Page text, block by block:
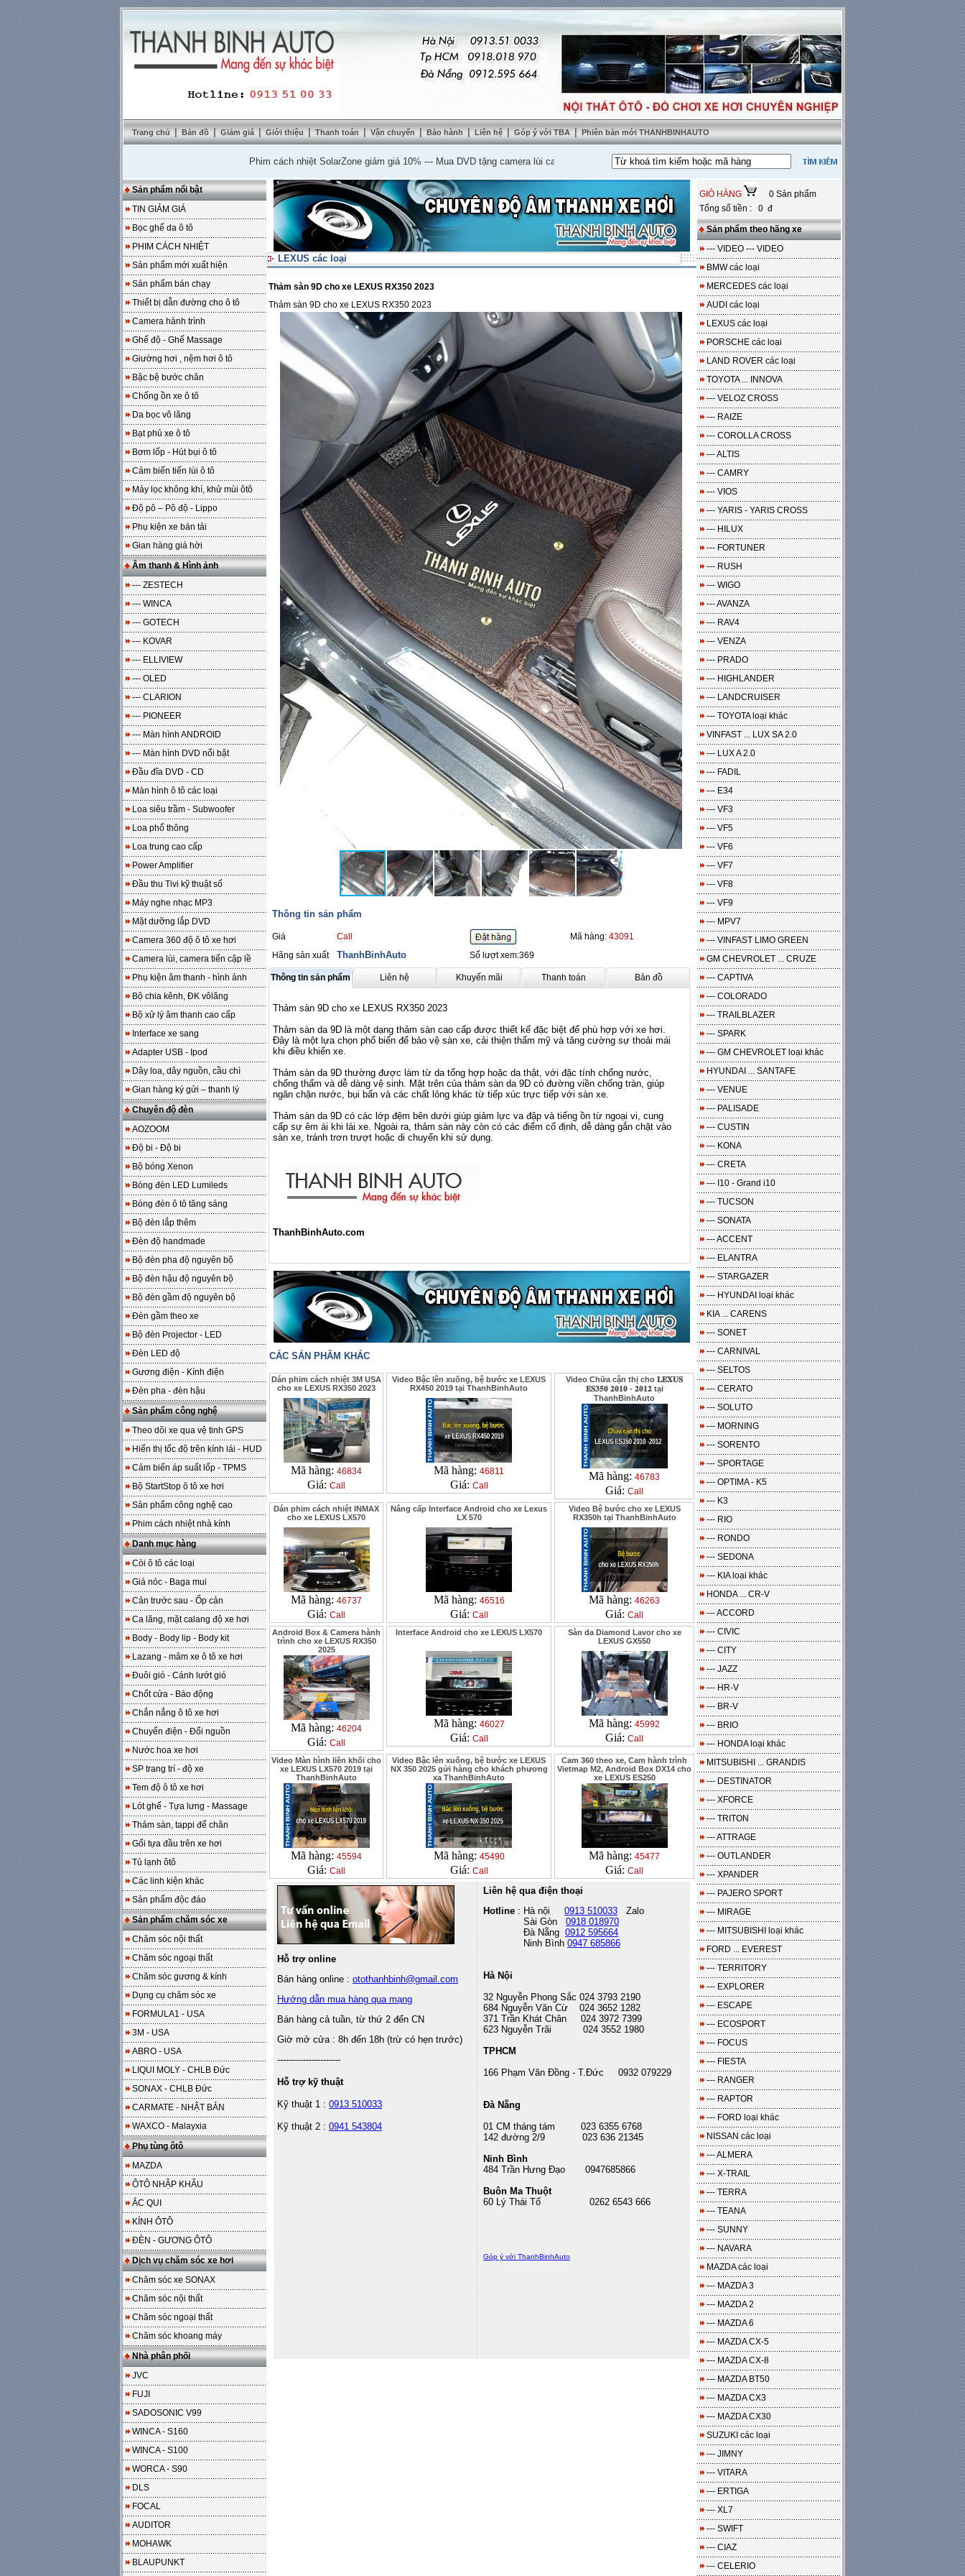
Trang chủ | Bản đồ | Giảm giá | Giới thiệu | Thanh toán | Vận chuyển | Bảo hành | Liên hệ | Góp ý với TBA | Phiên bản mới THANHBINHAUTO
Phim cách nhiệt SolarZone giảm giá 10%---Mua DVD tặng camera lùi cao cấp--- Lắp nệm ghế da thật tặng sàn da--- Miễn phí 100% công lắp đặt
Sản phẩm nổi bật
TIN GIẢM GIÁ
Bọc ghế da ô tô
PHIM CÁCH NHIỆT
Sản phẩm mới xuất hiện
Sản phẩm bán chạy
Thiết bị dẫn đường cho ô tô
Camera hành trình
Ghế độ - Ghế Massage
Giường hơi , nệm hơi ô tô
Bậc bệ bước chân
Chống ồn xe ô tô
Da bọc vô lăng
Bạt phủ xe ô tô
Bơm lốp - Hút bụi ô tô
Cảm biến tiến lùi ô tô
Máy lọc không khí, khử mùi ôtô
Độ pô – Pô độ - Lippo
Phụ kiện xe bán tải
Gian hàng giá hời
Âm thanh & Hình ảnh
--- ZESTECH
--- WINCA
--- GOTECH
--- KOVAR
--- ELLIVIEW
--- OLED
--- CLARION
--- PIONEER
--- Màn hình ANDROID
--- Màn hình DVD nổi bật
Đầu đĩa DVD - CD
Màn hình ô tô các loại
Loa siêu trầm - Subwoofer
Loa phổ thông
Loa trung cao cấp
Power Amplifier
Đầu thu Tivi kỹ thuật số
Máy nghe nhạc MP3
Mặt dưỡng lắp DVD
Camera 360 độ ô tô xe hơi
Camera lùi, camera tiến cập lề
Phụ kiện âm thanh - hình ảnh
Bộ chia kênh, ĐK vôlăng
Bộ xử lý âm thanh cao cấp
Interface xe sang
Adapter USB - Ipod
Dây loa, dây nguồn, cầu chì
Gian hàng ký gửi – thanh lý
Chuyên độ đèn
AOZOOM
Độ bi - Độ bi
Bộ bóng Xenon
Bóng đèn LED Lumileds
Bóng đèn ô tô tăng sáng
Bộ đèn lắp thêm
Đèn độ handmade
Bộ đèn pha độ nguyên bộ
Bộ đèn hậu độ nguyên bộ
Bộ đèn gầm độ nguyên bộ
Đèn gầm theo xe
Bộ đèn Projector - LED
Đèn LED độ
Gương điện - Kính điện
Đèn pha - đèn hậu
Sản phẩm công nghệ
Theo dõi xe qua vệ tinh GPS
Hiển thị tốc độ trên kính lái - HUD
Cảm biến áp suất lốp - TPMS
Bộ StartStop ô tô xe hơi
Sản phẩm công nghệ cao
Phim cách nhiệt nhà kính
Danh mục hàng
Còi ô tô các loại
Giá nóc - Baga mui
Cản trước sau - Ốp cản
Ca lăng, mặt calang độ xe hơi
Body - Body lip - Body kit
Lazang - mâm xe ô tô xe hơi
Đuôi gió - Cánh lướt gió
Chốt cửa - Báo động
Chắn nắng ô tô xe hơi
Chuyển điện - Đổi nguồn
Nước hoa xe hơi
SP trang trí - độ xe
Tem độ ô tô xe hơi
Lót ghế - Tựa lưng - Massage
Thảm sàn, tappi để chân
Gối tựa đầu trên xe hơi
Tủ lạnh ôtô
Các linh kiện khác
Sản phẩm độc đáo
Sản phẩm chăm sóc xe
Chăm sóc nội thất
Chăm sóc ngoại thất
Chăm sóc gương & kính
Dụng cụ chăm sóc xe
FORMULA1 - USA
3M - USA
ABRO - USA
LIQUI MOLY - CHLB Đức
SONAX - CHLB Đức
CARMATE - NHẬT BẢN
WAXCO - Malayxia
Phụ tùng ôtô
MAZDA
ÔTÔ NHẬP KHẨU
ẮC QUI
KÍNH ÔTÔ
ĐÈN - GƯƠNG ÔTÔ
Dịch vụ chăm sóc xe hơi
Chăm sóc xe SONAX
Chăm sóc nội thất
Chăm sóc ngoại thất
Chăm sóc khoang máy
Nhà phân phối
JVC
FUJI
SADOSONIC V99
WINCA - S160
WINCA - S100
WORCA - S90
DLS
FOCAL
AUDITOR
MOHAWK
BLAUPUNKT
LEXUS các loại
Thảm sàn 9D cho xe LEXUS RX350 2023
Thảm sàn 9D cho xe LEXUS RX350 2023
Thông tin sản phẩm
Giá Call Mã hàng: 43091
Hãng sản xuất
ThanhBinhAuto Số lượt xem:369
Thông tin sản phẩm Liên hệ Khuyến mãi Thanh toán Bản đồ
Thảm sàn 9D cho xe LEXUS RX350 2023
Thảm sàn da 9D là một dạng thảm sàn cao cấp được thiết kế đặc biệt để phù hợp với xe hơi.
Đây là một lựa chọn phổ biến để bảo vệ sàn xe, cải thiện thẩm mỹ và tăng cường sự thoải mái
khi điều khiển xe.
Thảm sàn da 9D thường được làm từ da tổng hợp hoặc da thật, với đặc tính chống nước,
chống thấm và dễ dàng vệ sinh. Mặt trên của thảm sàn da 9D có đường viền chống tràn, giúp
ngăn chặn nước, bụi bẩn và các chất lỏng khác từ tiếp xúc trực tiếp với sàn xe.
Thảm sàn da 9D có các lớp đệm bên dưới giúp giảm lực va đập và tiếng ồn từ ngoại vi, cung
cấp sự êm ái khi lái xe. Ngoài ra, thảm sàn này còn có các điểm cố định, dễ dàng gắn chặt vào
sàn xe, tránh trơn trượt hoặc di chuyển khi sử dụng.
ThanhBinhAuto.com
CÁC SẢN PHẨM KHÁC
Dán phim cách nhiệt 3M USA
cho xe LEXUS RX350 2023
Mã hàng: 46834
Giá: Call
Video Bậc lên xuống, bệ bước xe LEXUS
RX450 2019 tại ThanhBinhAuto
Mã hàng: 46811
Giá: Call
Video Chữa cận thị cho 𝐋𝐄𝐗𝐔𝐒
𝐄𝐒𝟑𝟓𝟎 𝟐𝟎𝟏𝟎 - 𝟐𝟎𝟏𝟐 tại
ThanhBinhAuto
Mã hàng: 46783
Giá: Call
Dán phim cách nhiệt INMAX
cho xe LEXUS LX570
Mã hàng: 46737
Giá: Call
Nâng cấp Interface Android cho xe Lexus
LX 570
Mã hàng: 46516
Giá: Call
Video Bệ bước cho xe LEXUS
RX350h tại ThanhBinhAuto
Mã hàng: 46263
Giá: Call
Android Box & Camera hành
trình cho xe LEXUS RX350
2025
Mã hàng: 46204
Giá: Call
Interface Android cho xe LEXUS LX570
Mã hàng: 46027
Giá: Call
Sàn da Diamond Lavor cho xe
LEXUS GX550
Mã hàng: 45992
Giá: Call
Video Màn hình liền khối cho
xe LEXUS LX570 2019 tại
ThanhBinhAuto
Mã hàng: 45594
Giá: Call
Video Bậc lên xuống, bệ bước xe LEXUS
NX 350 2025 gửi hàng cho khách phương
xa ThanhBinhAuto
Mã hàng: 45490
Giá: Call
Cam 360 theo xe, Cam hành trình
Vietmap M2, Android Box DX14 cho
xe LEXUS ES250
Mã hàng: 45477
Giá: Call
Hỗ trợ online
Bán hàng online : otothanhbinh@gmail.com
Hướng dẫn mua hàng qua mạng
Bán hàng cả tuần, từ thứ 2 đến CN
Giờ mở cửa : 8h đến 18h (trừ có hẹn trước)
----------------------
Hỗ trợ kỹ thuật
Kỹ thuật 1 : 0913 510033
Kỹ thuật 2 : 0941 543804
Liên hệ qua điện thoại
Hotline : Hà nội 0913 510033 Zalo
Sài Gòn 0918 018970
Đà Nẵng 0912 595664
Ninh Bình 0947 685866
Hà Nội
32 Nguyễn Phong Sắc 024 3793 2190
684 Nguyễn Văn Cừ 024 3652 1282
371 Trần Khát Chân 024 3972 7399
623 Nguyễn Trãi 024 3552 1980
TPHCM
166 Phạm Văn Đồng - T.Đức 0932 079229
Đà Nẵng
01 CM tháng tám 023 6355 6768
142 đường 2/9 023 636 21345
Ninh Bình
484 Trần Hưng Đạo 0947685866
Buôn Ma Thuột
60 Lý Thái Tổ 0262 6543 666
Góp ý với ThanhBinhAuto
GIỎ HÀNG
0 Sản phẩm
Tổng số tiền : 0 đ
Sản phẩm theo hãng xe
--- VIDEO --- VIDEO
BMW các loại
MERCEDES các loại
AUDI các loại
LEXUS các loại
PORSCHE các loại
LAND ROVER các loại
TOYOTA ... INNOVA
--- VELOZ CROSS
--- RAIZE
--- COROLLA CROSS
--- ALTIS
--- CAMRY
--- VIOS
--- YARIS - YARIS CROSS
--- HILUX
--- FORTUNER
--- RUSH
--- WIGO
--- AVANZA
--- RAV4
--- VENZA
--- PRADO
--- HIGHLANDER
--- LANDCRUISER
--- TOYOTA loại khác
VINFAST ... LUX SA 2.0
--- LUX A 2.0
--- FADIL
--- E34
--- VF3
--- VF5
--- VF6
--- VF7
--- VF8
--- VF9
--- MPV7
--- VINFAST LIMO GREEN
GM CHEVROLET ... CRUZE
--- CAPTIVA
--- COLORADO
--- TRAILBLAZER
--- SPARK
--- GM CHEVROLET loại khác
HYUNDAI ... SANTAFE
--- VENUE
--- PALISADE
--- CUSTIN
--- KONA
--- CRETA
--- I10 - Grand i10
--- TUCSON
--- SONATA
--- ACCENT
--- ELANTRA
--- STARGAZER
--- HYUNDAI loại khác
KIA ... CARENS
--- SONET
--- CARNIVAL
--- SELTOS
--- CERATO
--- SOLUTO
--- MORNING
--- SORENTO
--- SPORTAGE
--- OPTIMA - K5
--- K3
--- RIO
--- RONDO
--- SEDONA
--- KIA loại khác
HONDA ... CR-V
--- ACCORD
--- CIVIC
--- CITY
--- JAZZ
--- HR-V
--- BR-V
--- BRIO
--- HONDA loại khác
MITSUBISHI ... GRANDIS
--- DESTINATOR
--- XFORCE
--- TRITON
--- ATTRAGE
--- OUTLANDER
--- XPANDER
--- PAJERO SPORT
--- MIRAGE
--- MITSUBISHI loại khác
FORD ... EVEREST
--- TERRITORY
--- EXPLORER
--- ESCAPE
--- ECOSPORT
--- FOCUS
--- FIESTA
--- RANGER
--- RAPTOR
--- FORD loại khác
NISSAN các loại
--- ALMERA
--- X-TRAIL
--- TERRA
--- TEANA
--- SUNNY
--- NAVARA
MAZDA các loại
--- MAZDA 3
--- MAZDA 2
--- MAZDA 6
--- MAZDA CX-5
--- MAZDA CX-8
--- MAZDA BT50
--- MAZDA CX3
--- MAZDA CX30
SUZUKI các loại
--- JIMNY
--- VITARA
--- ERTIGA
--- XL7
--- SWIFT
--- CIAZ
--- CELERIO